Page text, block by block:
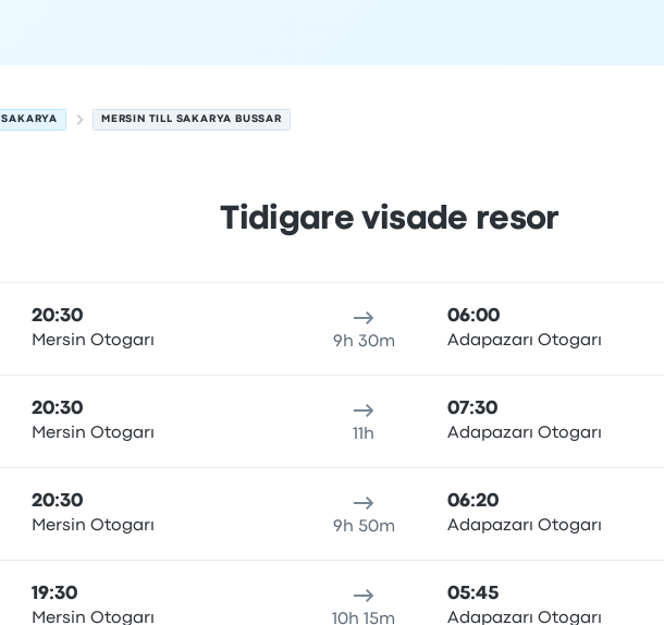
SAKARYA MERSIN TILL SAKARYA BUSSAR
Tidigare visade resor
20:30
Mersin Otogarı 9h 30m
06:00
Adapazarı Otogarı
20:30
Mersin Otogarı 11h
07:30
Adapazarı Otogarı
20:30
Mersin Otogarı 9h 50m
06:20
Adapazarı Otogarı
19:30
Mersin Otogarı 10h 15m
05:45
Adapazarı Otogarı